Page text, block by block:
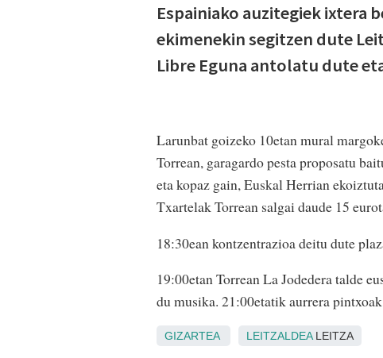
Espainiako auzitegiek ixtera
ekimenekin segitzen dute
Libre Eguna antolatu dute
Larunbat goizeko 10etan mural
Torrean, garagardo pesta proposatu
eta kopaz gain, Euskal Herrian
Txartelak Torrean salgai daude 15
18:30ean kontzentrazioa deitu dute
19:00etan Torrean La Jodedera talde
du musika. 21:00etatik aurrera
GIZARTEA LEITZALDEALEITZA